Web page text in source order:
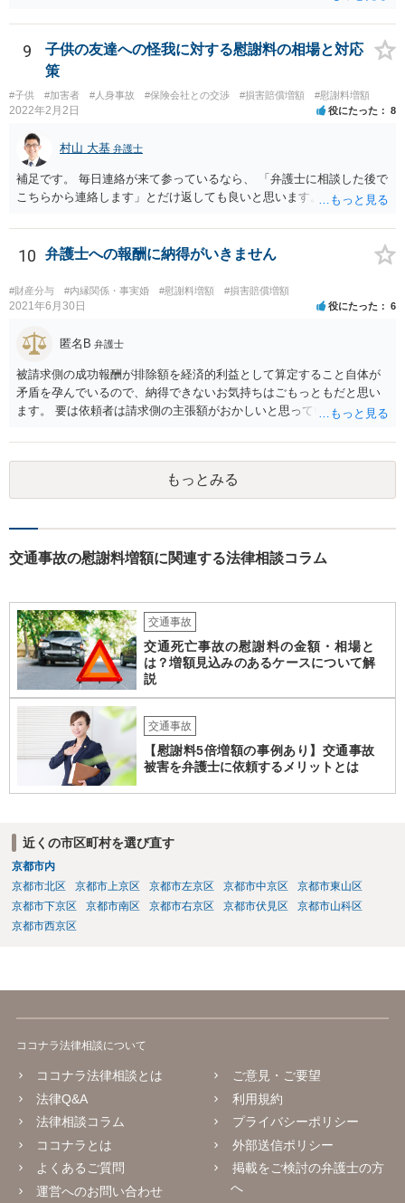
床材等の性質、清掃により濡れるなどしてどの程度滑りやすくなって
いたか（清掃の仕方）、当日の天候、店内の混雑具合や客の動線、店
員による注意喚起の有無、過去に同様の事故があったか否か…などな
ど、様々な要素を見ていく必要があります。 一度弁護士にご相談され
ることをオススメします。 なお、治療費も損害賠償に含まれますが、
慰謝料など、具体的な損害賠償算定の仕方についても、ご相談なさる
とよいと思います。 お大事になさってください。
9
子供の友達への怪我に対する慰謝料の相場と対応
策
#子供 #加害者 #人身事故 #保険会社との交渉 #損害賠償増額 #慰謝料増額
2022年2月2日 役にたった 8
村山 大基 弁護士
補足です。 毎日連絡が来て参っているなら、 「弁護士に相談した後で
こちらから連絡します」とだけ返しても良いと思います。
10 弁護士への報酬に納得がいきません
#財産分与 #内縁関係・事実婚 #慰謝料増額 #損害賠償増額
2021年6月30日 役にたった 6
匿名B 弁護士
被請求側の成功報酬が排除額を経済的利益として算定すること自体が
矛盾を孕んでいるので、納得できないお気持ちはごもっともだと思い
ます。 要は依頼者は請求側の主張額がおかしいと思っているからこそ
しておきながら、成功報酬の請求の段になるとその「おかしい」請求
側の主張額を基準にして排除額を経済的利益として成功報酬を算定す
るのは、二枚舌との誹りを受けても仕方がない面もあるように思いま
す。 ですので、被請求側の弁護士は、タイムチャージを併用したり、
いますが、そうなってくると弁護士に勝訴インセンティブが働きにく
額ベースとするのではなく、弁護士として反対の立場であれば、２～
３割くらいの確率で認められそうな金額がいくらくらいかを提示した
上で、そこからの排除額ベースとすることも考えられますが、それだ
と弱気な弁護士だと思われたり、先生は私の主張を分かってくれてい
ないと目くじらを立てる依頼者もいそうなので、やはり難点がありま
す。 個人的には、着手金の割合を高めて、タイムチャージ併用型にし
たり、長期化した場合は追加着手金を請求できるようにしたりして最
悪排除額ベースの成功報酬はもらえなくても気にしないというのが良
いように思っています。 いずれにせよ、どういう形をとるにせよ、支
払う報酬額はあまり変わらないと思いますので、そのとおりに支払っ
ても損にはならないはずです。 基本的に弁護士に1時間動いてもらう
士にとっては割りの悪い事件ということになるかと存じます。
もっとみる
交通事故の慰謝料増額に関連する法律相談コラム
交通事故
交通死亡事故の慰謝料の金額・相場と
は？増額見込みのあるケースについて解
説
交通事故
【慰謝料5倍増額の事例あり】交通事故
被害を弁護士に依頼するメリットとは
近くの市区町村を選び直す
京都市内
京都市北区
京都市上京区 京都市左京区 京都市中京区
京都市東山区
京都市下京区
京都市南区 京都市右京区 京都市伏見区
京都市山科区
京都市西京区
ココナラ法律相談について
ココナラ法律相談とは
法律Q&A
法律相談コラム
ココナラとは
よくあるご質問
運営へのお問い合わせ
ご意見・ご要望
利用規約
プライバシーポリシー
外部送信ポリシー
掲載をご検討の弁護士の方
へ